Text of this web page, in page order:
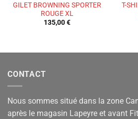
GILET BROWNING SPORTER
ROUGE XL
135,00€
T-
CONTACT
Nous sommes situé dans la zone
après le magasin Lapeyre et avant